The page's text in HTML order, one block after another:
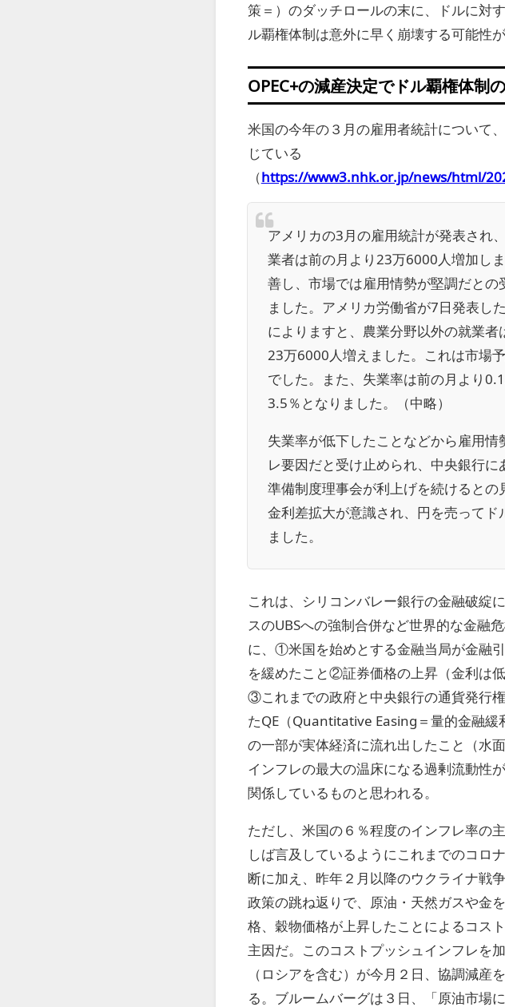
策＝）のダッチロールの末に、ドルに対
ル覇権体制は意外に早く崩壊する可能性が
OPEC+の減産決定でドル覇権体制
米国の今年の３月の雇用者統計について
じている
（https://www3.nhk.or.jp/news/html/
アメリカの3月の雇用統計が発表され
業者は前の月より23万6000人増加し
善し、市場では雇用情勢が堅調だとの
ました。アメリカ労働省が7日発表し
によりますと、農業分野以外の就業者
23万6000人増えました。これは市場
でした。また、失業率は前の月より
3.5％となりました。（中略）
失業率が低下したことなどから雇用情
レ要因だと受け止められ、中央銀行に
準備制度理事会が利上げを続けるとの
金利差拡大が意識され、円を売ってド
ました。
これは、シリコンバレー銀行の金融破綻
スのUBSへの強制合併など世界的な金融
に、①米国を始めとする金融当局が金融
を緩めたこと②証券価格の上昇（金利は
③これまでの政府と中央銀行の通貨発行
たQE（Quantitative Easing＝量的金融緩
の一部が実体経済に流れ出したこと（水
インフレの最大の温床になる過剰流動性
関係しているものと思われる。
ただし、米国の６％程度のインフレ率の
しば言及しているようにこれまでのコロ
断に加え、昨年２月以降のウクライナ戦
政策の跳ね返りで、原油・天然ガスや金
格、穀物価格が上昇したことによるコス
主因だ。このコストプッシュインフレを
（ロシアを含む）が今月２日、協調減産
る。ブルームバーグは３日、「原油市場